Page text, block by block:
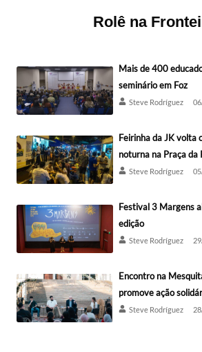
Rolê na
Mais de 400
seminário em Foz
Steve Rodríguez
Feirinha da JK volta
noturna na Praça da
Steve Rodríguez
Festival 3 Margens
edição
Steve Rodríguez
Encontro na
promove ação
Steve Rodríguez